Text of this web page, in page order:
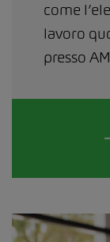
come
lavoro
presso